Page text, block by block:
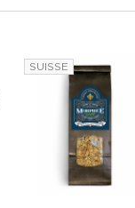
SUISSE